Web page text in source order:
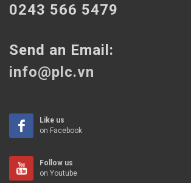
0243 566 5479
Send an Email:
info@plc.vn
Like us
on Facebook
Follow us
on Youtube